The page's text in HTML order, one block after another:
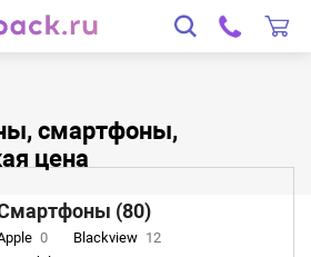
смартфоны,
цена
(80)
0 Blackview 12